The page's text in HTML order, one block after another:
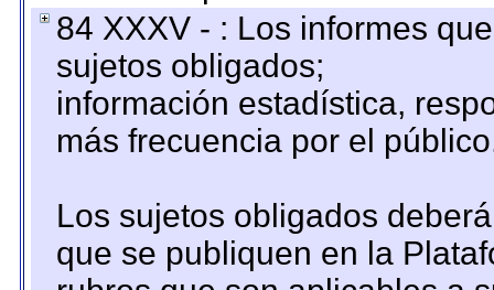
84 XXXV - : Los informes
sujetos obligados;
información estadística,
más frecuencia por el
Los sujetos obligados
que se publiquen en la